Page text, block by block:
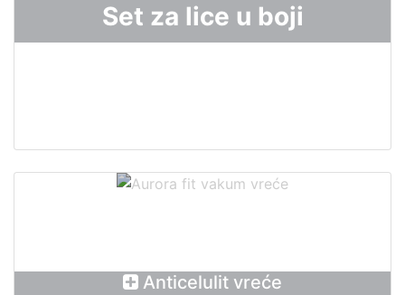
Set za lice u boji
Anticelulit vreće